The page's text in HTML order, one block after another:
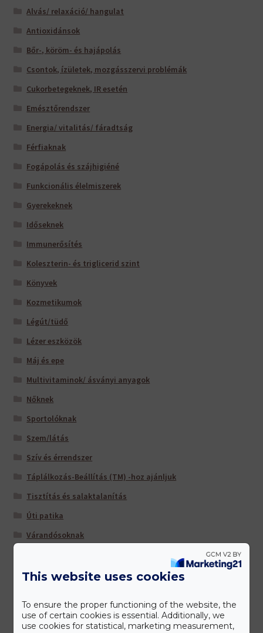
Alvás/ relaxáció/ hangulat
Antioxidánsok
Bőr-, köröm- és hajápolás
Csontok, ízületek, mozgásszervi problémák
Cukorbetegeknek, IR esetén
Emésztőrendszer
Energia/ vitalitás/ fáradtság
Férfiaknak
Fogápolás és szájhigiéné
Funkcionális élelmiszerek
Gyerekeknek
Időseknek
Immunerősítés
Koleszterin- és triglicerid szint
Könyvek
Kozmetikumok
Légút/tüdő
Lézer eszközök
Máj és epe
Multivitaminok/ ásványi anyagok
Nőknek
Sportolóknak
Szem/látás
Szív és érrendszer
Táplálkozás-Beállítás (TM) -hoz ajánljuk
Tisztítás és salaktalanítás
Úti patika
Várandósoknak
Gyártóink
This website uses cookies
To ensure the proper functioning of the website, the
use of certain cookies is essential. Additionally, we
use cookies for statistical, marketing measurement,